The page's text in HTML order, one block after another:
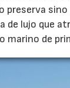
preserva
de lujo que
marino de